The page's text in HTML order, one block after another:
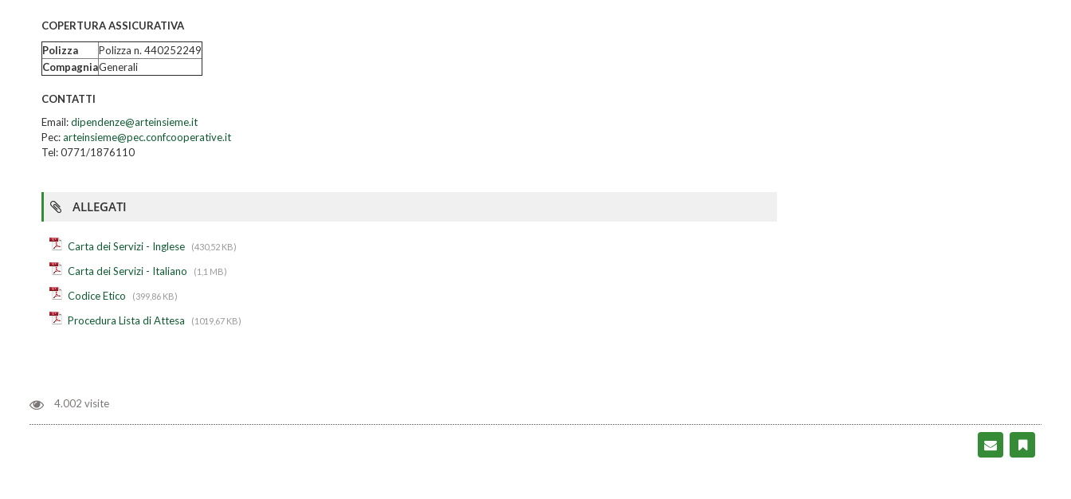
COPERTURA ASSICURATIVA
Polizza
Polizza n. 440252249
CompagniaGenerali
CONTATTI
Email:dipendenze@arteinsieme.it
Pec:arteinsieme@pec.confcooperative.it
Tel: 0771/1876110
ALLEGATI
Carta dei Servizi - Inglese (430,52 KB)
Carta dei Servizi - Italiano (1,1 MB)
Codice Etico (399,86 KB)
Procedura Lista di Attesa (1019,67 KB)
4.002 visite